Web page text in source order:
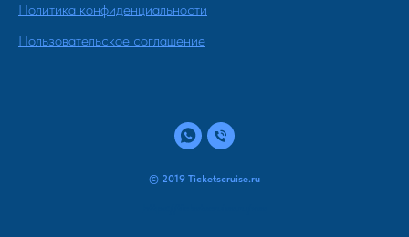
Политика конфиденциальности
Пользовательское соглашение
© 2019 Ticketscruise.ru